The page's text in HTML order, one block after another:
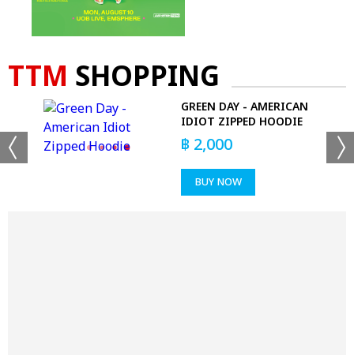
TTM SHOPPING
GREEN DAY - AMERICAN
IDIOT ZIPPED HOODIE
฿ 2,000
BUY NOW